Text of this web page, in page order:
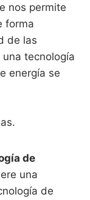
nos permite
forma
de las
tecnología
energía se
de
una
de